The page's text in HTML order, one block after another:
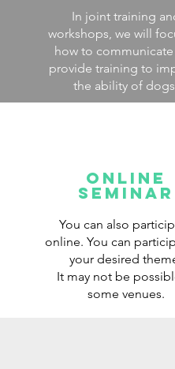
In joint training
workshops, we will
how to
provide training to
the ability of
Online
seminar
You can also
online. You can
your desired
It may not be
some venues.